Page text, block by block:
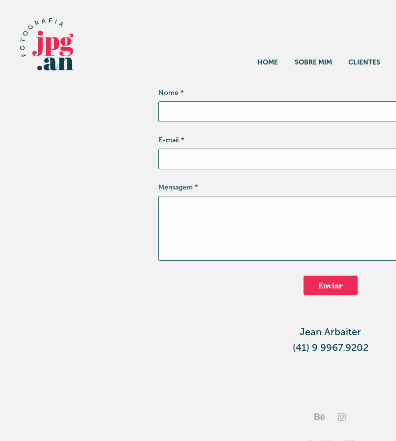
HOME SOBRE MIM CLIENTES
Nome *
E-mail *
Mensagem *
Enviar
Jean Arbaiter
(41) 9 9967.9202